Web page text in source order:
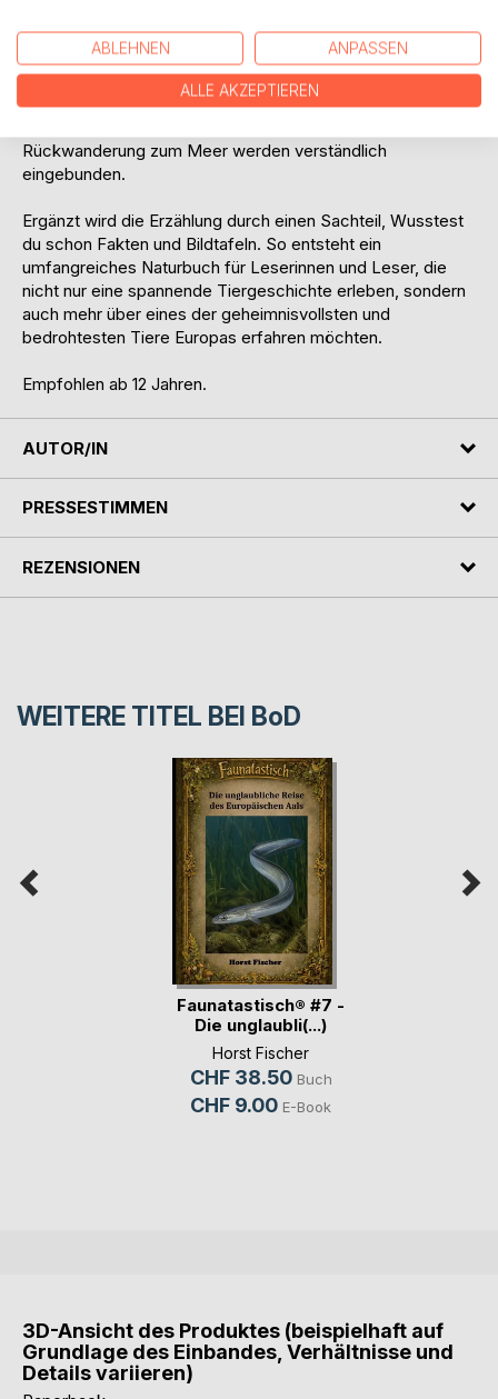
erklärt kindgerecht seine Wanderung, seine Lebensräume,
seine besondere Anatomie, seine Verwandlungen, seine
Nahrung und seine Gefährdung. Auch Hindernisse wie
Wehre, Wasserkraft, verbaute Flüsse, verschmutzte
Rückwanderung zum Meer werden verständlich
eingebunden.
Ergänzt wird die Erzählung durch einen Sachteil, Wusstest
du schon Fakten und Bildtafeln. So entsteht ein
umfangreiches Naturbuch für Leserinnen und Leser, die
nicht nur eine spannende Tiergeschichte erleben, sondern
auch mehr über eines der geheimnisvollsten und
bedrohtesten Tiere Europas erfahren möchten.
Empfohlen ab 12 Jahren.
AUTOR/IN
PRESSESTIMMEN
REZENSIONEN
WEITERE TITEL BEI BoD
Faunatastisch® #7 -
Die unglaubli(...)
Horst Fischer
CHF 38.50 Buch
CHF 9.00 E-Book
3D-Ansicht des Produktes (beispielhaft auf
Grundlage des Einbandes, Verhältnisse und
Details variieren)
ABLEHNEN ANPASSEN
ALLE AKZEPTIEREN